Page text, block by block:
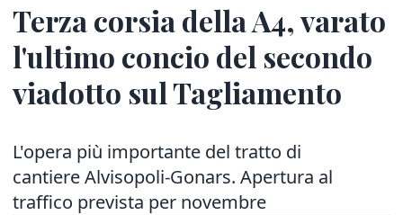
Terza corsia della A4, varato
l'ultimo concio del secondo
viadotto sul Tagliamento
L'opera più importante del tratto di
cantiere Alvisopoli-Gonars. Apertura al
traffico prevista per novembre